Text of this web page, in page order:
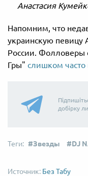
Анастасия
Напомним, что
украинскую
России. Фолловеры
Гры" слишком
добірку
Звезды DJ
Без Табу